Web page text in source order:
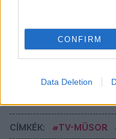
CONFIRM
Data Deletion
között
CÍMKÉK: #TV-MŰSOR